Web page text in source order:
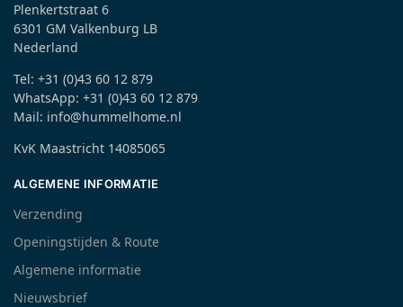
Plenkertstraat 6
6301 GM Valkenburg LB
Nederland
Tel: +31 (0)43 60 12 879
WhatsApp: +31 (0)43 60 12 879
Mail: info@hummelhome.nl
KvK Maastricht 14085065
ALGEMENE INFORMATIE
Verzending
Openingstijden & Route
Algemene informatie
Nieuwsbrief